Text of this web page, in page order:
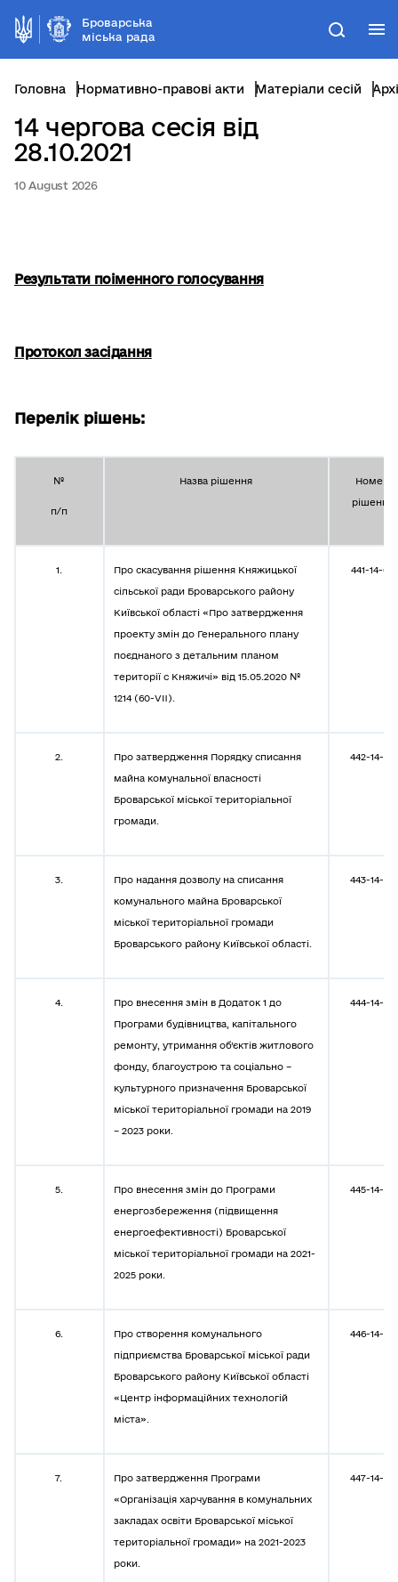
Броварська
міська рада
Пошук
Головна Нормативно-правові акти Матеріали сесій
14 чергова сесія від
28.10.2021
10 August 2026
Результати поіменного голосування
Протокол засідання
Перелік рішень:
№
п/п
Назва рішення
Номер
рішення
1.
Про скасування рішення Княжицької
сільської ради Броварського району
Київської області «Про затвердження
проекту змін до Генерального плану
поєднаного з детальним планом
території с Княжичі» від 15.05.2020 №
1214 (60-VII).
441-14-08
2.
Про затвердження Порядку списання
майна комунальної власності
Броварської міської територіальної
громади.
442-14-08
3.
Про надання дозволу на списання
комунального майна Броварської
міської територіальної громади
Броварського району Київської області.
443-14-08
4.
Про внесення змін в Додаток 1 до
Програми будівництва, капітального
ремонту, утримання об’єктів житлового
фонду, благоустрою та соціально –
культурного призначення Броварської
міської територіальної громади на 2019
– 2023 роки.
444-14-08
5.
Про внесення змін до Програми
енергозбереження (підвищення
енергоефективності) Броварської
міської територіальної громади на 2021-
2025 роки.
445-14-08
6.
Про створення комунального
підприємства Броварської міської ради
Броварського району Київської області
«Центр інформаційних технологій
міста».
446-14-08
7.
Про затвердження Програми
«Організація харчування в комунальних
закладах освіти Броварської міської
територіальної громади» на 2021-2023
роки.
447-14-08